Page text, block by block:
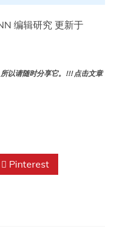
编辑研究 更新于
以请随时分享它。!!! 点击文章
Pinterest